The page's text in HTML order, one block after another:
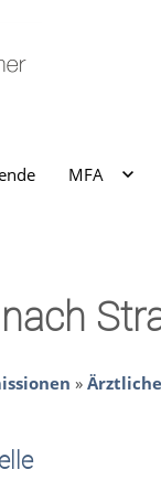
MFA
»